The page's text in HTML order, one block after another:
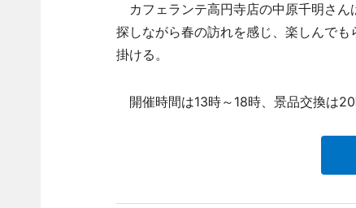
カフェランテ高円寺店の中原千明さん
探しながら春の訪れを感じ、楽しんで
掛ける。
開催時間は13時～18時、景品交換は20